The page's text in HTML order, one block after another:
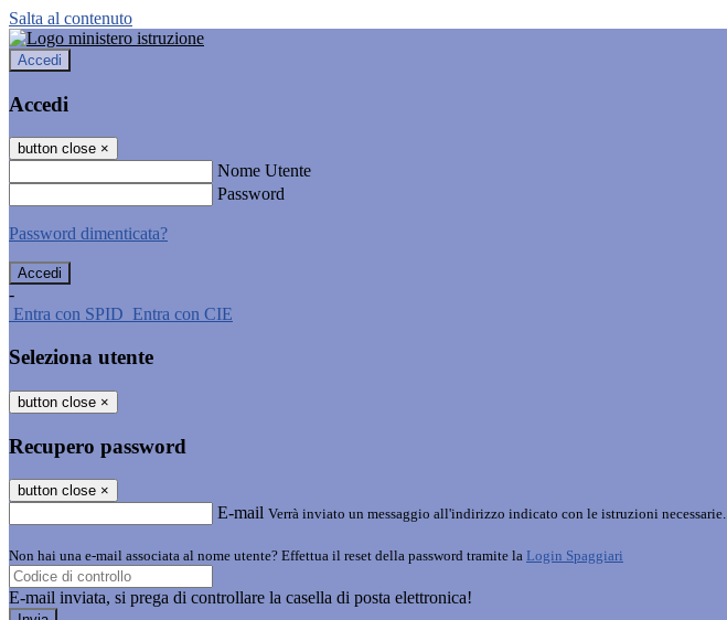
Salta al contenuto
Accedi
Accedi
button close ×
Nome Utente
Password
Password dimenticata?
-
Entra con SPID Entra con CIE
Seleziona utente
button close ×
Recupero password
button close ×
E-mail Verrà inviato un messaggio all'indirizzo indicato con le istruzioni necessarie.
Non hai una e-mail associata al nome utente? Effettua il reset della password tramite la Login Spaggiari
E-mail inviata, si prega di controllare la casella di posta elettronica!